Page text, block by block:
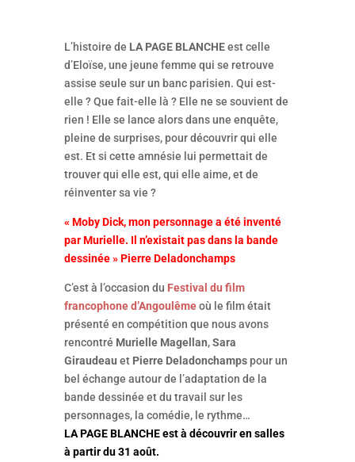
L’histoire de LA PAGE BLANCHEest celle
d’Eloïse, une jeune femme qui se retrouve
assise seule sur un banc parisien. Qui est-
elle ? Que fait-elle là ? Elle ne se souvient de
rien ! Elle se lance alors dans une enquête,
pleine de surprises, pour découvrir qui elle
est. Et si cette amnésie lui permettait de
trouver qui elle est, qui elle aime, et de
réinventer sa vie ?
« Moby Dick, mon personnage a été inventé
par Murielle. Il n’existait pas dans la bande
dessinée » Pierre Deladonchamps
C’est à l’occasion du Festival du film
francophone d’Angoulêmeoù le film était
présenté en compétition que nous avons
rencontré Murielle Magellan,Sara
Giraudeau et Pierre Deladonchampspour un
bel échange autour de l’adaptation de la
bande dessinée et du travail sur les
personnages, la comédie, le rythme…
LA PAGE BLANCHE est à découvrir en salles
à partir du 31 août.